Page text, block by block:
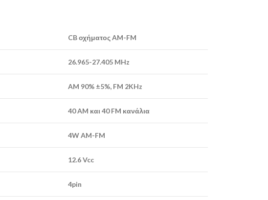
CB οχήματος AM-FM
26.965-27.405 MHz
AM 90% ±5%, FM 2KHz
40 AM και 40 FM κανάλια
4W AM-FM
12.6 Vcc
4pin